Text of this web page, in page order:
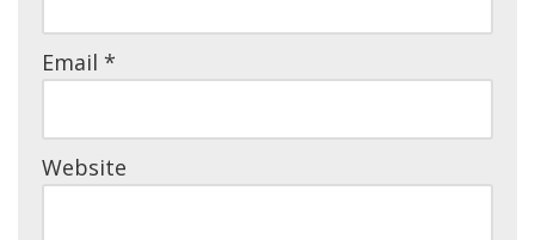
Email *
Website